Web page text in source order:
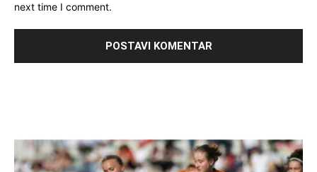
next time I comment.